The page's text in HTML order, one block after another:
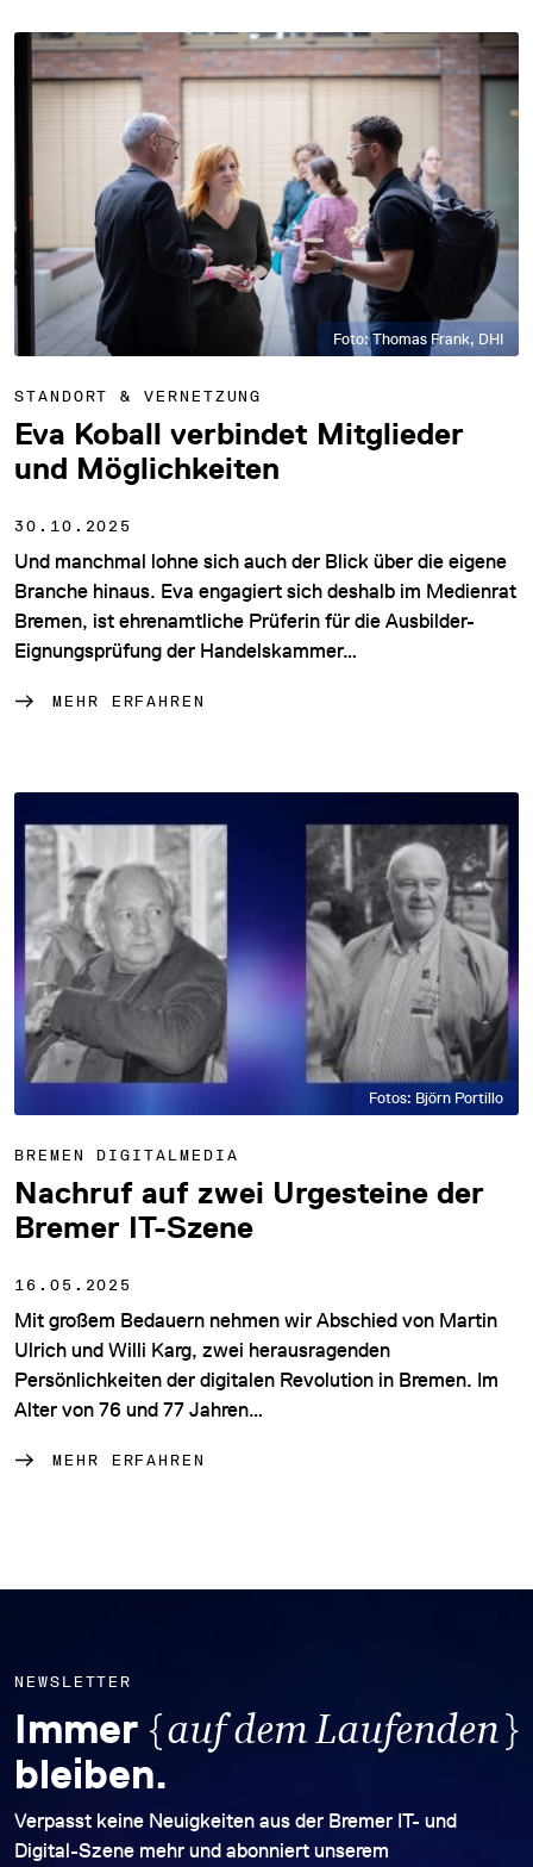
Foto: Thomas Frank, DHI
STANDORT & VERNETZUNG
Eva Koball verbindet Mitglieder
und Möglichkeiten
30.10.2025
Und manchmal lohne sich auch der Blick über die eigene
Branche hinaus. Eva engagiert sich deshalb im Medienrat
Bremen, ist ehrenamtliche Prüferin für die Ausbilder-
Eignungsprüfung der Handelskammer…
MEHR ERFAHREN
Fotos: Björn Portillo
BREMEN DIGITALMEDIA
Nachruf auf zwei Urgesteine der
Bremer IT-Szene
16.05.2025
Mit großem Bedauern nehmen wir Abschied von Martin
Ulrich und Willi Karg, zwei herausragenden
Persönlichkeiten der digitalen Revolution in Bremen. Im
Alter von 76 und 77 Jahren…
MEHR ERFAHREN
NEWSLETTER
Immer {auf dem Laufenden}
bleiben.
Verpasst keine Neuigkeiten aus der Bremer IT- und
Digital-Szene mehr und abonniert unserem